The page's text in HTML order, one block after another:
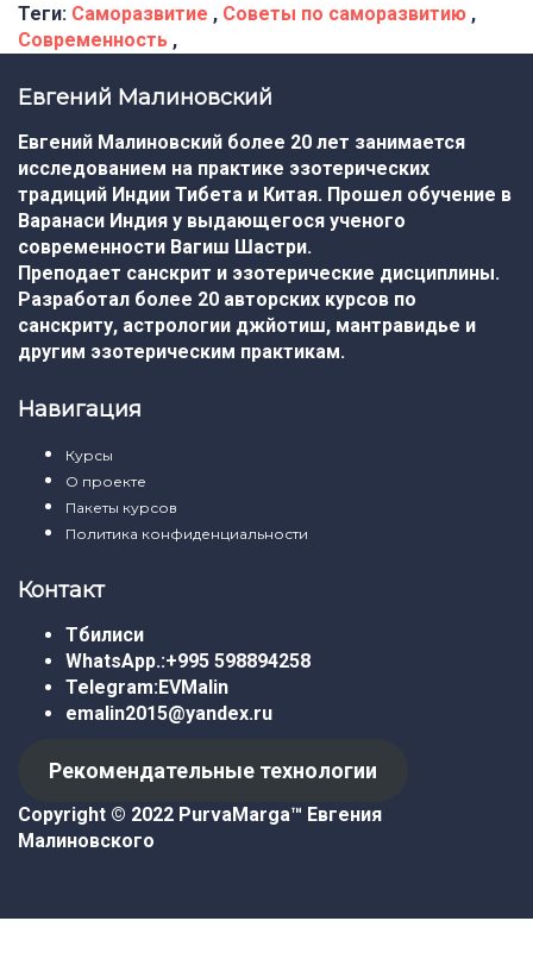
Теги: Саморазвитие , Советы по саморазвитию ,
Современность ,
Евгений Малиновский
Евгений Малиновский более 20 лет занимается
исследованием на практике эзотерических
традиций Индии Тибета и Китая. Прошел обучение в
Варанаси Индия у выдающегося ученого
современности Вагиш Шастри.
Преподает санскрит и эзотерические дисциплины.
Разработал более 20 авторских курсов по
санскриту, астрологии джйотиш, мантравидье и
другим эзотерическим практикам.
Навигация
Курсы
О проекте
Пакеты курсов
Политика конфиденциальности
Контакт
Тбилиси
WhatsApp.:+995 598894258
Telegram:EVMalin
emalin2015@yandex.ru
Рекомендательные технологии
Copyright © 2022 PurvaMarga™ Евгения
Малиновского